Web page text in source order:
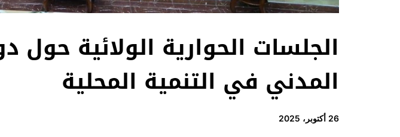
الجلسات الحوارية الولائية حول
المدني في التنمية المحلية
26 أكتوبر، 2025